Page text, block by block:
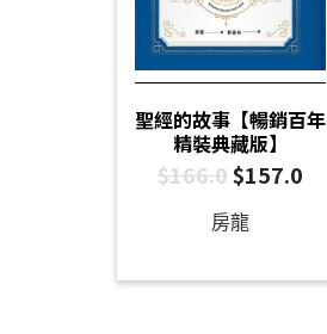
聖經的故事【暢銷百年
精裝典藏版】
$166.0$157.0
房龍